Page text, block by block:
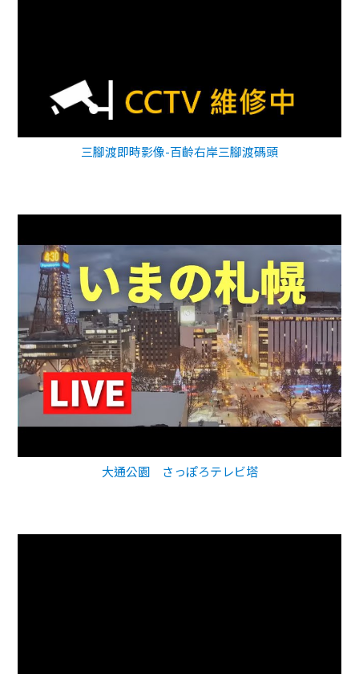
三腳渡即時影像-百齡右岸三腳渡碼頭
大通公園 さっぽろテレビ塔